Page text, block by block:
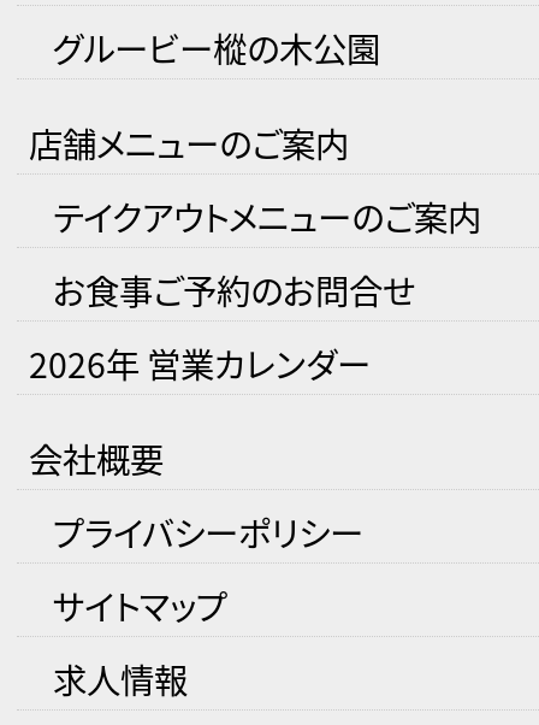
グルービー樅の木公園
店舗メニューのご案内
テイクアウトメニューのご案内
お食事ご予約のお問合せ
2026年 営業カレンダー
会社概要
プライバシーポリシー
サイトマップ
求人情報